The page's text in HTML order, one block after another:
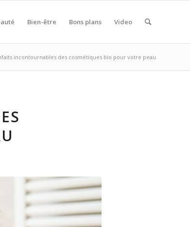
Bien-être Bons plans Video
incontournables des cosmétiques bio pour votre peau